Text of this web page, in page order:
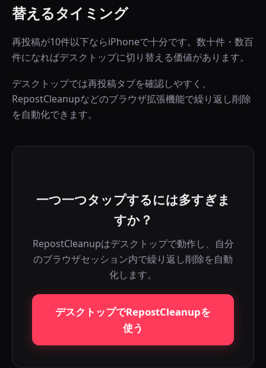
替えるタイミング
再投稿が10件以下ならiPhoneで十分です。数十件・数百
件になればデスクトップに切り替える価値があります。
デスクトップでは再投稿タブを確認しやすく、
RepostCleanupなどのブラウザ拡張機能で繰り返し削除
を自動化できます。
一つ一つタップするには多すぎま
すか？
RepostCleanupはデスクトップで動作し、自分
のブラウザセッション内で繰り返し削除を自動
化します。
デスクトップでRepostCleanupを
使う